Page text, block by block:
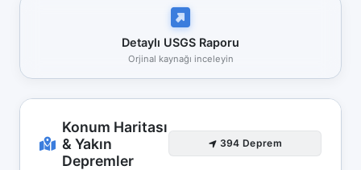
Detaylı USGS Raporu
Orjinal kaynağı inceleyin
Konum Haritası
& Yakın
Depremler
394 Deprem